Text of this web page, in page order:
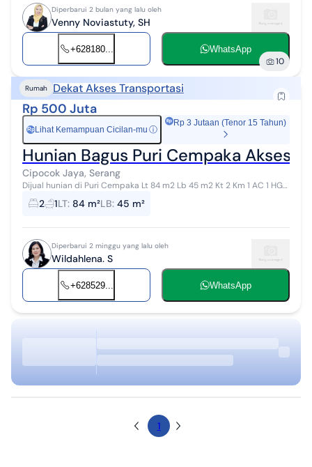
Diperbarui 2 bulan yang lalu oleh
Venny Noviastuty, SH
+628180... WhatsApp
10
Rumah Dekat Akses Transportasi
Rp 500 Juta
Rp Lihat Kemampuan Cicilan-mu ⓘ
Rp 3 Jutaan (Tenor 15 Tahun)
Hunian Bagus Puri Cempaka Akses
Cipocok Jaya, Serang
Dijual hunian di Puri Cempaka Lt 84 m2 Lb 45 m2 Kt 2 Km 1 AC 1 HGB
2 1LT: 84 m²LB: 45 m²
Diperbarui 2 minggu yang lalu oleh
Wildahlena. S
+628529... WhatsApp
1